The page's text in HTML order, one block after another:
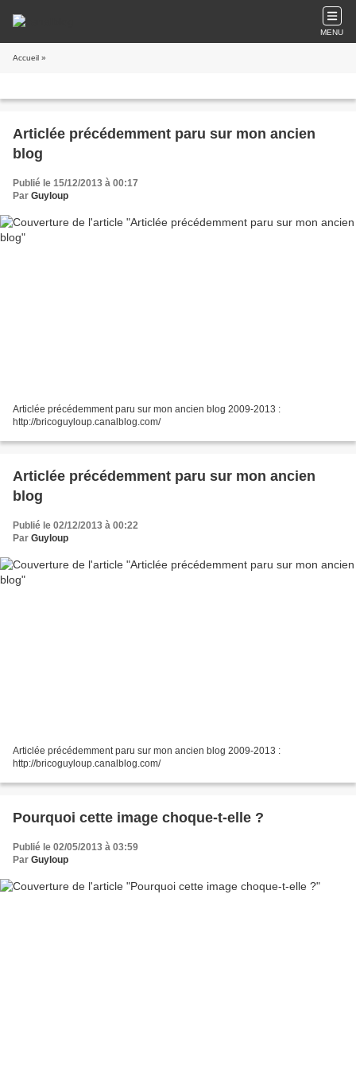
MENU
Accueil »
Articlée précédemment paru sur mon ancien
blog
Publié le 15/12/2013 à 00:17
Par Guyloup
Articlée précédemment paru sur mon ancien blog 2009-2013 :
http://bricoguyloup.canalblog.com/
Articlée précédemment paru sur mon ancien
blog
Publié le 02/12/2013 à 00:22
Par Guyloup
Articlée précédemment paru sur mon ancien blog 2009-2013 :
http://bricoguyloup.canalblog.com/
Pourquoi cette image choque-t-elle ?
Publié le 02/05/2013 à 03:59
Par Guyloup